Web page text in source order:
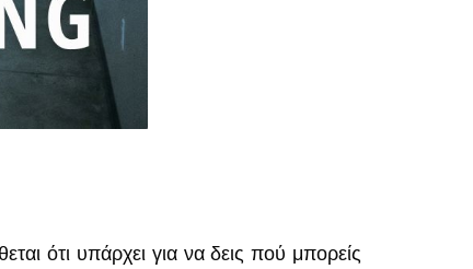
ότι υπάρχει για να δεις πού μπορείς